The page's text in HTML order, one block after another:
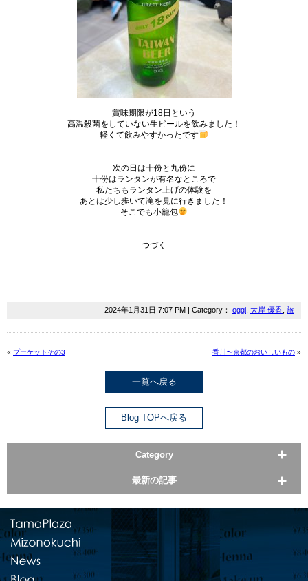
賞味期限が18日という
高温殺菌をしていない生ビールを飲みました！
軽くて飲みやすかったです
次の日は十份と九份に
十份はランタンが有名なところで
私たちもランタン上げの体験を
あとは少し歩いて滝を見に行きました！
そこでも小籠包
つづく
2024年1月31日 7:07 PM | Category： oggi 大岸 優香 旅
« プーケットその3 香川〜京都のおいしいもの »
一覧へ戻る
Blog TOPへ戻る
Category
最新の記事